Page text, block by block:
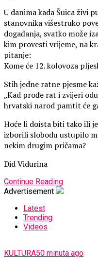
U danima kada Šuica živi
stanovnika višestruko
događanja, svatko može
kim provesti vrijeme, na
pitanje:
Kome će 12. kolovoza
Stih jedne ratne pjesme
„Kad prođe rat i zvijeri
hrvatski narod pamtit će
Hoće li doista biti tako ili
izborili slobodu ustupilo
nekim drugim pričama?
Did Vidurina
Continue Reading
Advertisement
Latest
Trending
Videos
KULTURA50 minuta ago